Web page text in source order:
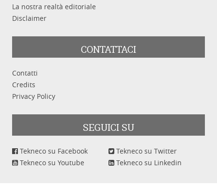
La nostra realtà editoriale
Disclaimer
CONTATTACI
Contatti
Credits
Privacy Policy
SEGUICI SU
Tekneco su Facebook
Tekneco su Twitter
Tekneco su Youtube
Tekneco su Linkedin